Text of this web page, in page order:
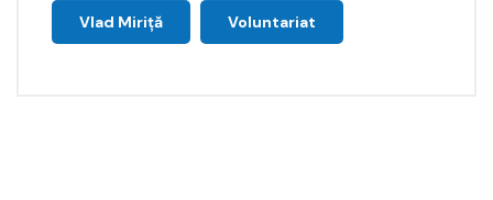
Vlad Miriță Voluntariat